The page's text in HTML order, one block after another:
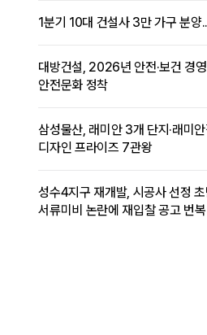
1분기 10대 건설사 3만 가구 분
대방건설, 2026년 안전·보건 경
안전문화 정착
삼성물산, 래미안 3개 단지·래미
디자인 프라이즈 7관왕
성수4지구 재개발, 시공사 선정
서류미비 논란에 재입찰 공고 번복